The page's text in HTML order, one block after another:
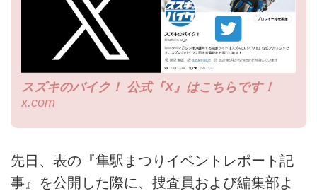
スズキのバイク！ 公式『X』はこちらです！
x.com
先日、表の『隼駅まつりイベントレポート記
事』を公開した際に、捜査員および編集部よ